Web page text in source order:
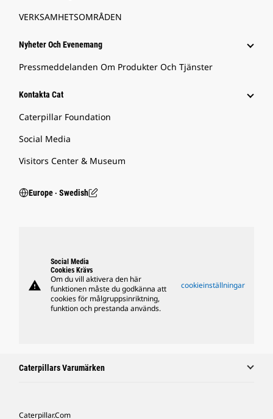
VERKSAMHETSOMRÅDEN
Nyheter Och Evenemang
Pressmeddelanden Om Produkter Och Tjänster
Kontakta Cat
Caterpillar Foundation
Social Media
Visitors Center & Museum
Europe ‧ Swedish
warning
Social Media
Cookies Krävs
Om du vill aktivera den här
funktionen måste du godkänna att
cookies för målgruppsinriktning,
funktion och prestanda används.
cookieinställningar
Caterpillars Varumärken
Caterpillar.com